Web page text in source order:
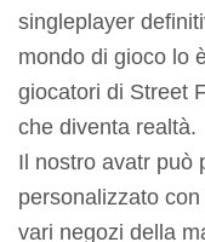
singleplayer
mondo di gioco lo
giocatori di Street
che diventa realtà.
Il nostro avatr può
personalizzato
vari negozi della